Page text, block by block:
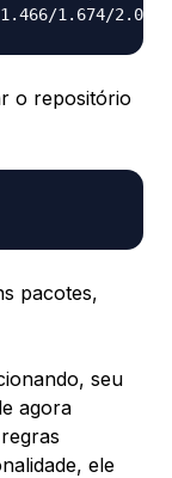
o repositório
pacotes,
seu
agora
ele